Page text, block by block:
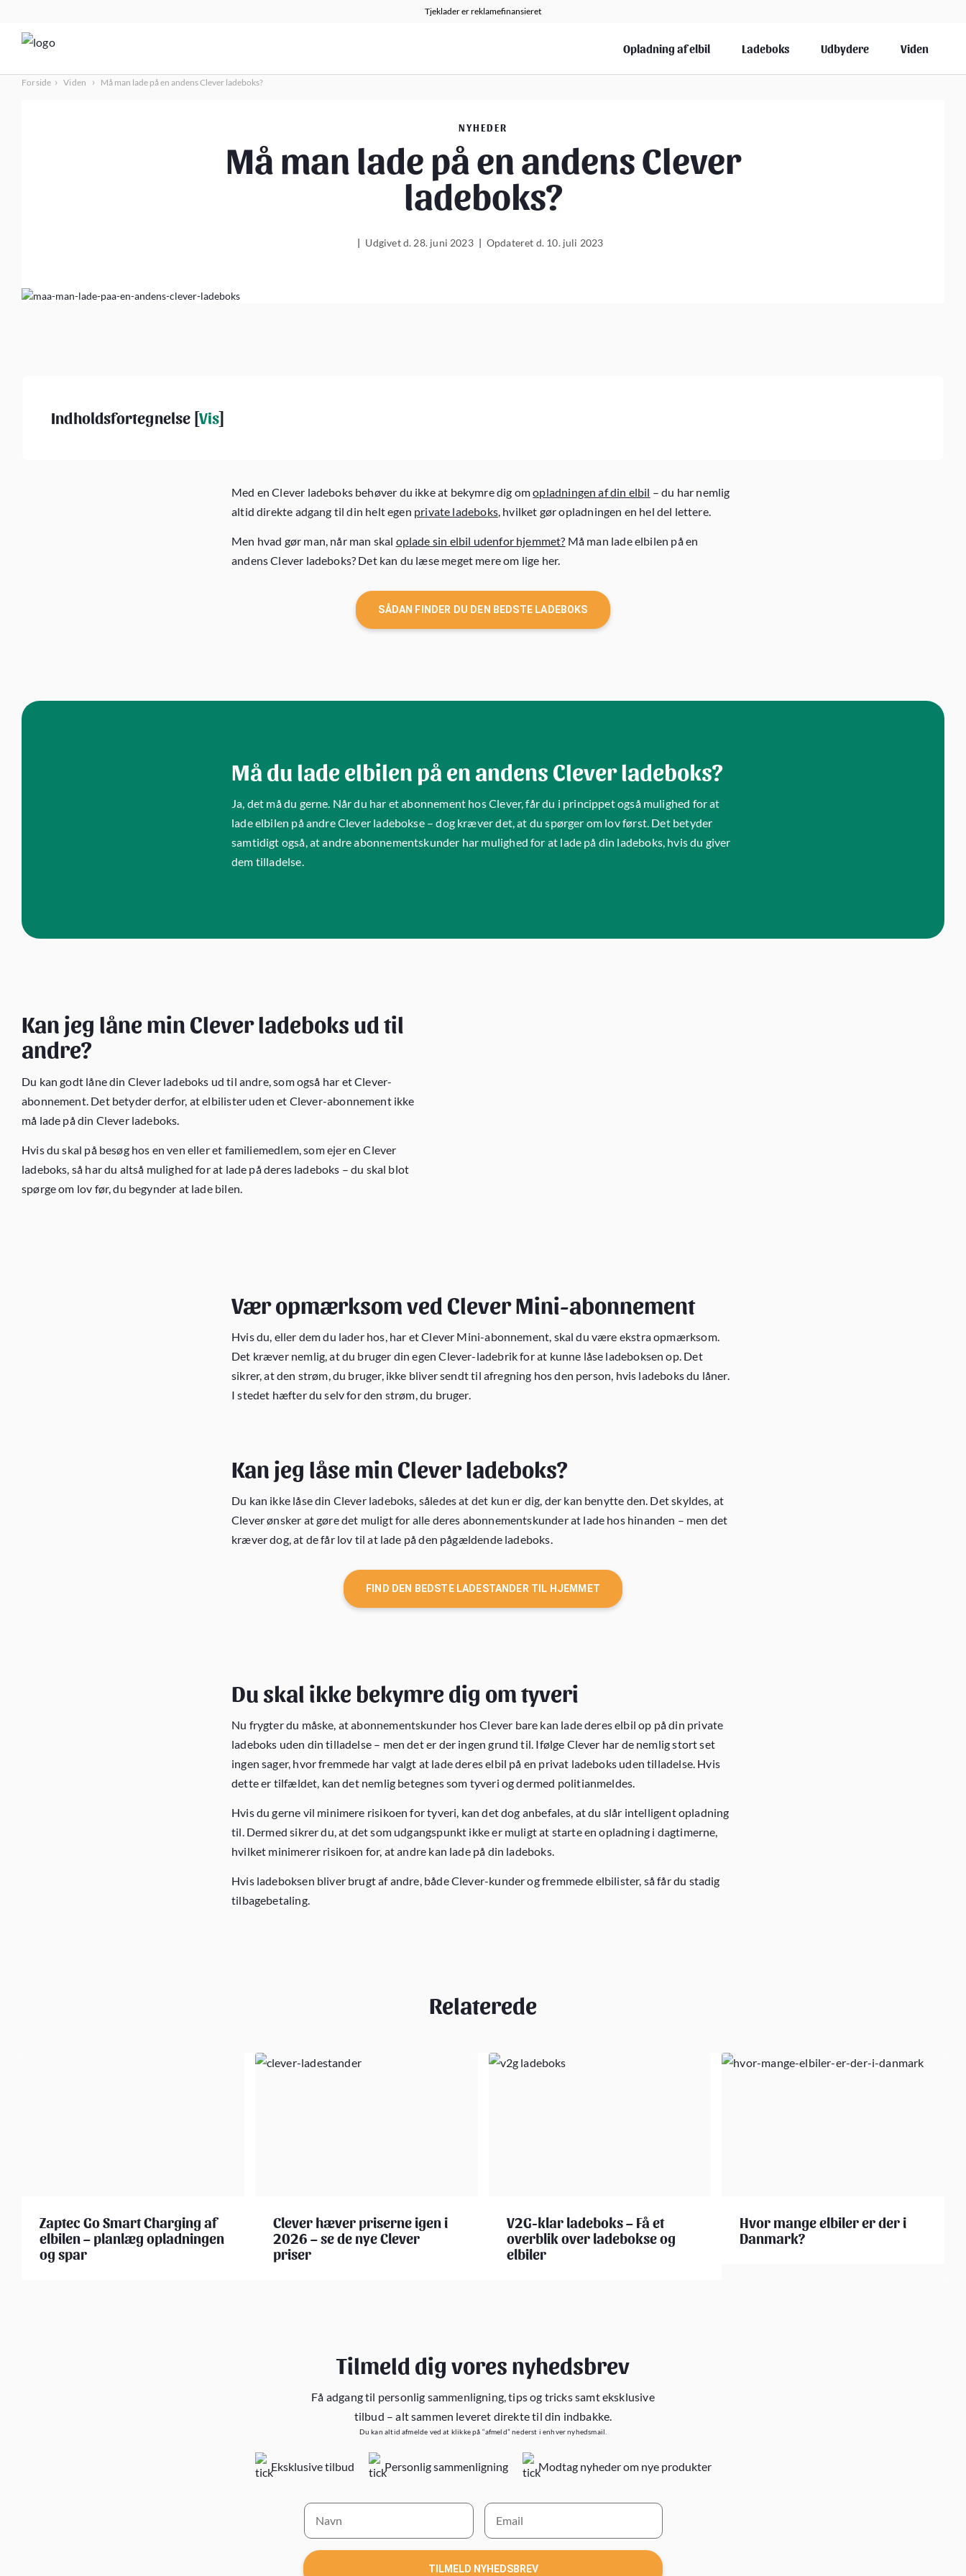
Tjeklader er reklamefinansieret
Opladning af elbil Ladeboks Udbydere Viden
Forside › Viden › Må man lade på en andens Clever ladeboks?
NYHEDER
Må man lade på en andens Clever
ladeboks?
| Udgivet d. 28. juni 2023 | Opdateret d. 10. juli 2023
Indholdsfortegnelse [Vis]
Med en Clever ladeboks behøver du ikke at bekymre dig omopladningen af din elbil – du har nemlig
altid direkte adgang til din helt egen private ladeboks, hvilket gør opladningen en hel del lettere.
Men hvad gør man, når man skal oplade sin elbil udenfor hjemmet? Må man lade elbilen på en
andens Clever ladeboks? Det kan du læse meget mere om lige her.
SÅDAN FINDER DU DEN BEDSTE LADEBOKS
Må du lade elbilen på en andens Clever ladeboks?
Ja, det må du gerne. Når du har et abonnement hos Clever, får du i princippet også mulighed for at
lade elbilen på andre Clever ladebokse – dog kræver det, at du spørger om lov først. Det betyder
samtidigt også, at andre abonnementskunder har mulighed for at lade på din ladeboks, hvis du giver
dem tilladelse.
Kan jeg låne min Clever ladeboks ud til
andre?
Du kan godt låne din Clever ladeboks ud til andre, som også har et Clever-
abonnement. Det betyder derfor, at elbilister uden et Clever-abonnement ikke
må lade på din Clever ladeboks.
Hvis du skal på besøg hos en ven eller et familiemedlem, som ejer en Clever
ladeboks, så har du altså mulighed for at lade på deres ladeboks – du skal blot
spørge om lov før, du begynder at lade bilen.
Vær opmærksom ved Clever Mini-abonnement
Hvis du, eller dem du lader hos, har et Clever Mini-abonnement, skal du være ekstra opmærksom.
Det kræver nemlig, at du bruger din egen Clever-ladebrik for at kunne låse ladeboksen op. Det
sikrer, at den strøm, du bruger, ikke bliver sendt til afregning hos den person, hvis ladeboks du låner.
I stedet hæfter du selv for den strøm, du bruger.
Kan jeg låse min Clever ladeboks?
Du kan ikke låse din Clever ladeboks, således at det kun er dig, der kan benytte den. Det skyldes, at
Clever ønsker at gøre det muligt for alle deres abonnementskunder at lade hos hinanden – men det
kræver dog, at de får lov til at lade på den pågældende ladeboks.
FIND DEN BEDSTE LADESTANDER TIL HJEMMET
Du skal ikke bekymre dig om tyveri
Nu frygter du måske, at abonnementskunder hos Clever bare kan lade deres elbil op på din private
ladeboks uden din tilladelse – men det er der ingen grund til. Ifølge Clever har de nemlig stort set
ingen sager, hvor fremmede har valgt at lade deres elbil på en privat ladeboks uden tilladelse. Hvis
dette er tilfældet, kan det nemlig betegnes som tyveri og dermed politianmeldes.
Hvis du gerne vil minimere risikoen for tyveri, kan det dog anbefales, at du slår intelligent opladning
til. Dermed sikrer du, at det som udgangspunkt ikke er muligt at starte en opladning i dagtimerne,
hvilket minimerer risikoen for, at andre kan lade på din ladeboks.
Hvis ladeboksen bliver brugt af andre, både Clever-kunder og fremmede elbilister, så får du stadig
tilbagebetaling.
Relaterede
Zaptec Go Smart Charging af
elbilen – planlæg opladningen
og spar
Clever hæver priserne igen i
2026 – se de nye Clever
priser
V2G-klar ladeboks – Få et
overblik over ladebokse og
elbiler
Hvor mange elbiler er der i
Danmark?
Tilmeld dig vores nyhedsbrev
Få adgang til personlig sammenligning, tips og tricks samt eksklusive
tilbud – alt sammen leveret direkte til din indbakke.
Du kan altid afmelde ved at klikke på “afmeld” nederst i enhver nyhedsmail.
Eksklusive tilbud Personlig sammenligning Modtag nyheder om nye produkter
TILMELD NYHEDSBREV